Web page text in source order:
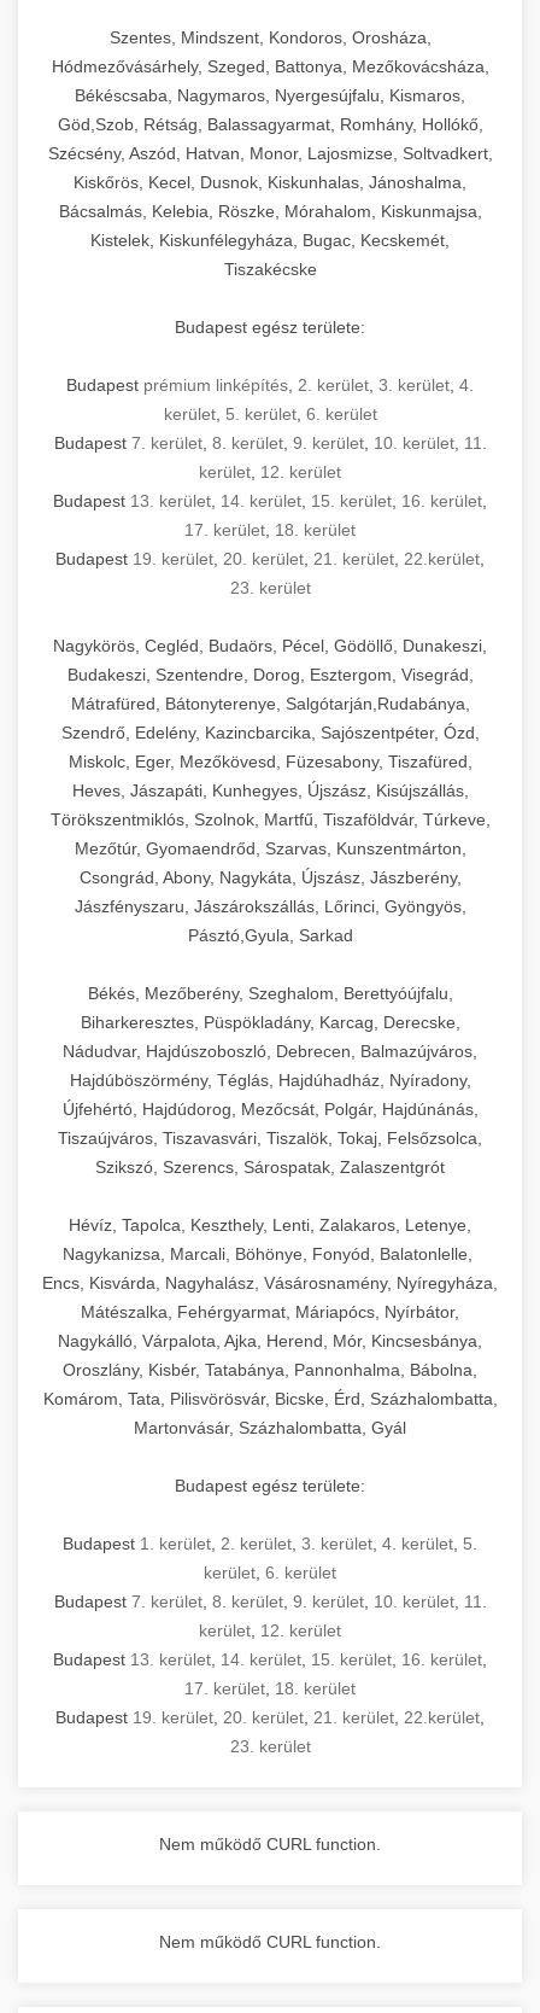
Szentes, Mindszent, Kondoros, Orosháza,
Hódmezővásárhely, Szeged, Battonya, Mezőkovácsháza,
Békéscsaba, Nagymaros, Nyergesújfalu, Kismaros,
Göd,Szob, Rétság, Balassagyarmat, Romhány, Hollókő,
Szécsény, Aszód, Hatvan, Monor, Lajosmizse, Soltvadkert,
Kiskőrös, Kecel, Dusnok, Kiskunhalas, Jánoshalma,
Bácsalmás, Kelebia, Röszke, Mórahalom, Kiskunmajsa,
Kistelek, Kiskunfélegyháza, Bugac, Kecskemét,
Tiszakécske
Budapest egész területe:
Budapest prémium linképítés 2. kerület 3. kerület 4.
kerület, 5. kerület, 6. kerület
Budapest 7. kerület, 8. kerület, 9. kerület, 10. kerület, 11.
kerület 12. kerület
Budapest 13. kerület 14. kerület 15. kerület 16. kerület
17. kerület 18. kerület
Budapest 19. kerület 20. kerület 21. kerület 22.kerület
23. kerület
Nagykörös, Cegléd, Budaörs, Pécel, Gödöllő, Dunakeszi,
Budakeszi, Szentendre, Dorog, Esztergom, Visegrád,
Mátrafüred, Bátonyterenye, Salgótarján,Rudabánya,
Szendrő, Edelény, Kazincbarcika, Sajószentpéter, Ózd,
Miskolc, Eger, Mezőkövesd, Füzesabony, Tiszafüred,
Heves, Jászapáti, Kunhegyes, Újszász, Kisújszállás,
Törökszentmiklós, Szolnok, Martfű, Tiszaföldvár, Túrkeve,
Mezőtúr, Gyomaendrőd, Szarvas, Kunszentmárton,
Csongrád, Abony, Nagykáta, Újszász, Jászberény,
Jászfényszaru, Jászárokszállás, Lőrinci, Gyöngyös,
Pásztó,Gyula, Sarkad
Békés, Mezőberény, Szeghalom, Berettyóújfalu,
Biharkeresztes, Püspökladány, Karcag, Derecske,
Nádudvar, Hajdúszoboszló, Debrecen, Balmazújváros,
Hajdúböszörmény, Téglás, Hajdúhadház, Nyíradony,
Újfehértó, Hajdúdorog, Mezőcsát, Polgár, Hajdúnánás,
Tiszaújváros, Tiszavasvári, Tiszalök, Tokaj, Felsőzsolca,
Szikszó, Szerencs, Sárospatak, Zalaszentgrót
Hévíz, Tapolca, Keszthely, Lenti, Zalakaros, Letenye,
Nagykanizsa, Marcali, Böhönye, Fonyód, Balatonlelle,
Encs, Kisvárda, Nagyhalász, Vásárosnamény, Nyíregyháza,
Mátészalka, Fehérgyarmat, Máriapócs, Nyírbátor,
Nagykálló, Várpalota, Ajka, Herend, Mór, Kincsesbánya,
Oroszlány, Kisbér, Tatabánya, Pannonhalma, Bábolna,
Komárom, Tata, Pilisvörösvár, Bicske, Érd, Százhalombatta,
Martonvásár, Százhalombatta, Gyál
Budapest egész területe:
Budapest 1. kerület 2. kerület 3. kerület 4. kerület 5.
kerület 6. kerület
Budapest 7. kerület, 8. kerület, 9. kerület, 10. kerület, 11.
kerület 12. kerület
Budapest 13. kerület 14. kerület 15. kerület 16. kerület
17. kerület 18. kerület
Budapest 19. kerület 20. kerület 21. kerület 22.kerület
23. kerület
Nem működő CURL function.
Nem működő CURL function.